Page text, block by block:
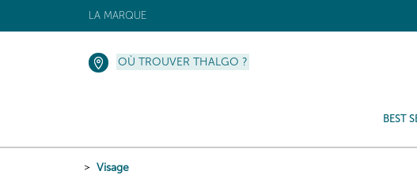
LA MARQUE
OÙ TROUVER THALGO ?
BEST
Visage